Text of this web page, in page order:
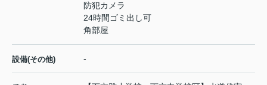
防犯カメラ
24時間ゴミ出し可
角部屋
設備(その他) -